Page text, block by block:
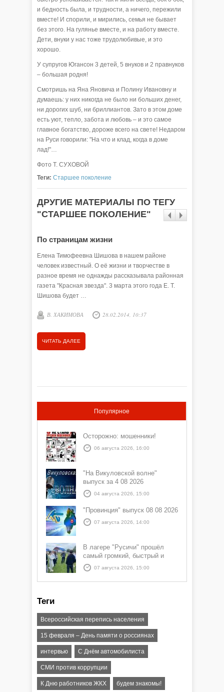
и бедность была, и трудности, а ничего, пережили
вместе! И спорили, и мирились, семья не бывает
без этого. На гулянье вместе, и на работу вместе.
Дети, внуки у нас тоже трудолюбивые, и это
хорошо.
У супругов Югансон 3 детей, 5 внуков и 2 правнуков
– большая родня!
Смотришь на Яна Яновича и Полину Ивановну и
думаешь: у них никогда не было ни больших денег,
ни дорогих шуб, ни бриллиантов. Зато в этом доме
есть уют, тепло, забота и любовь – и это самое
главное богатство, дороже всего на свете! Недаром
на Руси говорили: "На что и клад, когда в доме
лад!"…
Фото Т. СУХОВОЙ
Теги: Старшее поколение
ДРУГИЕ МАТЕРИАЛЫ ПО ТЕГУ
"СТАРШЕЕ ПОКОЛЕНИЕ"
По страницам жизни
Елена Тимофеевна Шишова в нашем районе
человек известный. О её жизни и творчестве в
разное время не однажды рассказывала районная
газета "Красная звезда". 3 марта этого года Е. Т.
Шишова будет …
В. ХАКИМОВА 28.02.2014, 10:37
ЧИТАТЬ ДАЛЕЕ
Популярное
Осторожно: мошенники!
06 августа 2026, 16:00
"На Викуловской волне"
выпуск за 4 08 2026
04 августа 2026, 15:00
"Провинция" выпуск 08 08 2026
07 августа 2026, 14:00
В лагере "Русичи" прошёл
самый громкий, быстрый и
азартный час дня — Спортчас
07 августа 2026, 15:00
Теги
Всероссийская перепись населения
15 февраля – День памяти о россиянах
интервью С Днём автомобилиста
СМИ против коррупции
К Дню работников ЖКХ будем знакомы!